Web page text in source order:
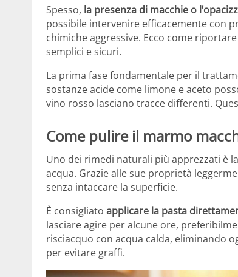
Spesso, la presenza di macchie o
possibile intervenire efficacemente con
chimiche aggressive. Ecco come
semplici e sicuri.
La prima fase fondamentale per il
sostanze acide come limone e aceto
vino rosso lasciano tracce differenti.
Come pulire il marmo
Uno dei rimedi naturali più apprezzati è la
acqua. Grazie alle sue proprietà
senza intaccare la superficie.
È consigliato applicare la pasta
lasciare agire per alcune ore,
risciacquo con acqua calda, eliminando
per evitare graffi.